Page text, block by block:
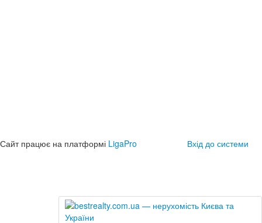
Сайт працює на платформі LigaPro Вхід до системи